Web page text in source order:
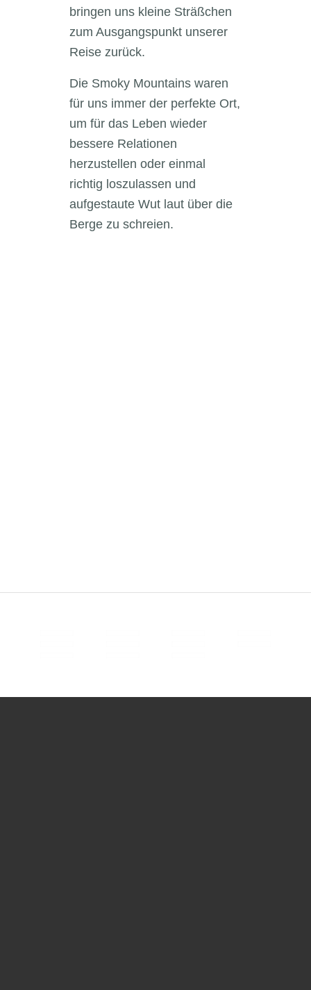
bringen uns kleine Sträßchen
zum Ausgangspunkt unserer
Reise zurück.
Die Smoky Mountains waren
für uns immer der perfekte Ort,
um für das Leben wieder
bessere Relationen
herzustellen oder einmal
richtig loszulassen und
aufgestaute Wut laut über die
Berge zu schreien.